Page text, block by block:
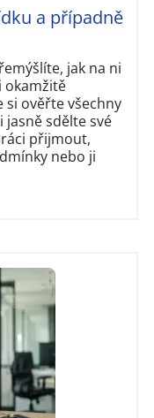
a případně
jak na ni
okamžitě
ověřte všechny
sdělte své
přijmout,
nebo ji